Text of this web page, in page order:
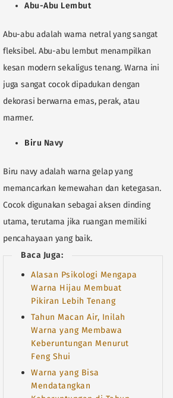
Abu-Abu Lembut
Abu-abu adalah warna netral yang sangat
fleksibel. Abu-abu lembut menampilkan
kesan modern sekaligus tenang. Warna ini
juga sangat cocok dipadukan dengan
dekorasi berwarna emas, perak, atau
marmer.
Biru Navy
Biru navy adalah warna gelap yang
memancarkan kemewahan dan ketegasan.
Cocok digunakan sebagai aksen dinding
utama, terutama jika ruangan memiliki
pencahayaan yang baik.
Baca Juga:
Alasan Psikologi Mengapa
Warna Hijau Membuat
Pikiran Lebih Tenang
Tahun Macan Air, Inilah
Warna yang Membawa
Keberuntungan Menurut
Feng Shui
Warna yang Bisa
Mendatangkan